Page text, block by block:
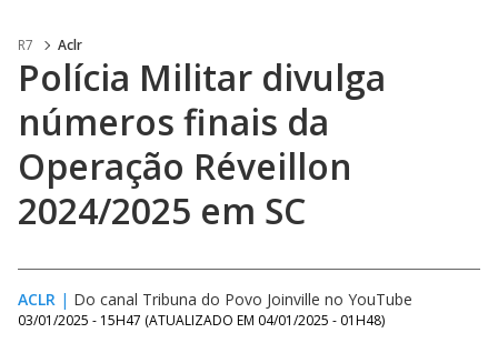
R7 Aclr
Polícia Militar divulga
números finais da
Operação Réveillon
2024/2025 em SC
ACLR | Do canal Tribuna do Povo Joinville no YouTube
03/01/2025 - 15H47 (ATUALIZADO EM 04/01/2025 - 01H48)